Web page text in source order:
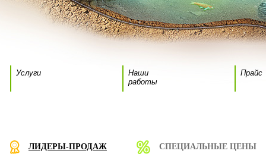
Услуги
Наши
работы
Прайс
ЛИДЕРЫ-ПРОДАЖ СПЕЦИАЛЬНЫЕ ЦЕНЫ